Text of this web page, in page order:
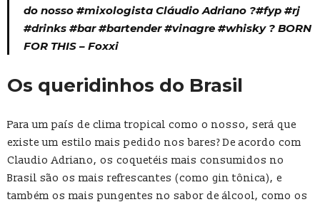
do nosso #mixologista Cláudio Adriano ?#fyp #rj
#drinks #bar #bartender #vinagre #whisky ? BORN
FOR THIS – Foxxi
Os queridinhos do Brasil
Para um país de clima tropical como o nosso, será que
existe um estilo mais pedido nos bares? De acordo com
Claudio Adriano, os coquetéis mais consumidos no
Brasil são os mais refrescantes (como gin tônica), e
também os mais pungentes no sabor de álcool, como os